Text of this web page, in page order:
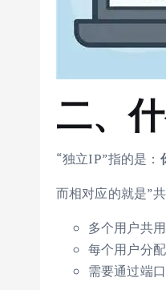
二、
“独立IP”指的是：
而相对应的就是”
多个用户共
每个用户分
需要通过端